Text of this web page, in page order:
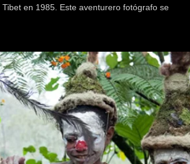
en 1985. Este aventurero fotógrafo se